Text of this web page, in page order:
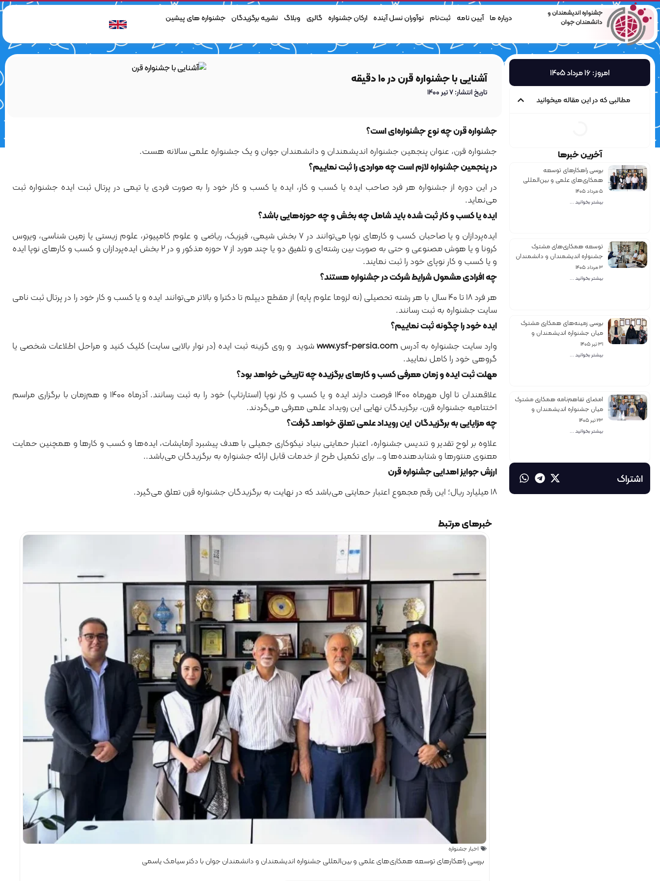
جشنواره اندیشمندان و
دانشمندان جوان
درباره ما آیین نامه ثبت‌نام نوآوران نسل آینده ارکان جشنواره گالری وبلاگ نشریه برگزیدگان جشنواره های پیشین
آشنایی با جشنواره قرن در ۱۰ دقیقه
تاریخ انتشار: ۷ تیر ۱۴۰۰
جشنواره قرن چه نوع جشنواره‌ای است؟
جشنواره قرن، عنوان پنجمین جشنواره اندیشمندان و دانشمندان جوان و یک جشنواره علمی سالانه هست.
در پنجمین جشنواره لازم است چه مواردی را ثبت نماییم؟
در این دوره از جشنواره هر فرد صاحب ایده یا کسب و کار، ایده یا کسب و کار خود را به صورت فردی یا تیمی در پرتال ثبت ایده جشنواره ثبت
می‌نماید.
ایده یا کسب و کار ثبت شده باید شامل چه بخش و چه حوزه‌هایی باشد؟
ایده‌پردازان و یا صاحبان کسب و کارهای نوپا می‌توانند در ۷ بخش شیمی، فیزیک، ریاضی و علوم کامپیوتر، علوم زیستی یا زمین شناسی، ویروس
کرونا و یا هوش مصنوعی و حتی به صورت بین رشته‌ای و تلفیق دو یا چند مورد از ۷ حوزه مذکور و در ۲ بخش ایده‌پردازان و کسب و کارهای نوپا ایده
و یا کسب و کار نوپای خود را ثبت نمایند.
چه افرادی مشمول شرایط شرکت در جشنواره هستند؟
هر فرد ۱۸ تا ۴۰ سال با هر رشته تحصیلی (نه لزوما علوم پایه) از مقطع دیپلم تا دکترا و بالاتر می‌توانند ایده و یا کسب و کار خود را در پرتال ثبت نامی
سایت جشنواره به ثبت رسانند.
ایده خود را چگونه ثبت نماییم؟
وارد سایت جشنواره به آدرس www.ysf-persia.comشوید و روی گزینه ثبت ایده (در نوار بالایی سایت) کلیک کنید و مراحل اطلاعات شخصی یا
گروهی خود را کامل نمایید.
مهلت ثبت ایده و زمان معرفی کسب‌ و کارهای برگزیده چه تاریخی خواهد بود؟
علاقمندان تا اول مهرماه ۱۴۰۰ فرصت دارند ایده‌ و یا کسب و کار نوپا (استارتاپ) خود را به ثبت رسانند. آذرماه ۱۴۰۰ و هم‌زمان با برگزاری مراسم
اختتامیه جشنواره قرن، برگزیدگان نهایی این رویداد علمی معرفی می‌گردند.
چه مزایایی به برگزیدگان این رویداد علمی تعلق خواهد گرفت؟
علاوه بر لوح تقدیر و تندیس جشنواره، اعتبار حمایتی بنیاد نیکوکاری جمیلی با هدف پیشبرد آزمایشات، ایده‌ها و کسب و کارها و همچنین حمایت
معنوی منتورها و شتابدهنده‌ها و… برای تکمیل طرح از خدمات قابل ارائه جشنواره به برگزیدگان می‌باشد..
ارزش جوایز اهدایی جشنواره قرن
۱۸ میلیارد ریال؛ این رقم مجموع اعتبار حمایتی می‌باشد که در نهایت به برگزیدگان جشنواره قرن تعلق می‌گیرد.
خبرهای مرتبط
اخبار جشنواره
بررسی راهکارهای توسعه همکاری‌های علمی و بین‌المللی جشنواره اندیشمندان و دانشمندان جوان با دکتر سیامک یاسمی
اشتراک
امروز: ۱۶ مرداد ۱۴۰۵
آخرین خبرها
بررسی راهکارهای توسعه
همکاری‌های علمی و بین‌المللی
جشنواره اندیشمندان و دانشمندان
جوان با دکتر سیامک یاسمی
۵ مرداد ۱۴۰۵
بیشتر بخوانید ...
توسعه همکاری‌های مشترک
جشنواره اندیشمندان و دانشمندان
جوان و پارک ها و مراکز نوآوری کشور
۳ مرداد ۱۴۰۵
بیشتر بخوانید ...
بررسی زمینه‌های همکاری مشترک
میان جشنواره اندیشمندان و
دانشمندان جوان و انجمن علمی
آمار ایران
۳۱ تیر ۱۴۰۵
بیشتر بخوانید ...
امضای تفاهم‌نامه همکاری مشترک
میان جشنواره اندیشمندان و
دانشمندان جوان و مرکز مطالعات و
همکاری‌های علمی بین‌المللی وزارت
۲۳ تیر ۱۴۰۵
بیشتر بخوانید ...
مطالبی که در این مقاله میخوانید